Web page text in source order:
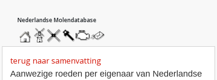
homemolendatabase
roedendatabase
assendatabase
motorendatabase
stuur
een
terug naar samenvatting
Aanwezige roeden per eigenaar van Nederlandse